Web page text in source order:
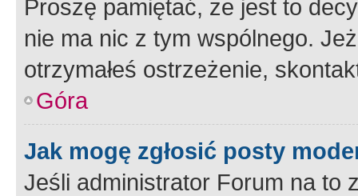
Proszę pamiętać, że jest to
nie ma nic z tym wspólnego.
otrzymałeś ostrzeżenie,
Góra
Jak mogę zgłosić posty
Jeśli administrator Forum na to